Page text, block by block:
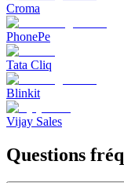
Croma
PhonePe
Tata Cliq
Blinkit
Vijay Sales
Questions